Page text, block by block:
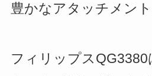
豊かなアタッチメン
フィリップス